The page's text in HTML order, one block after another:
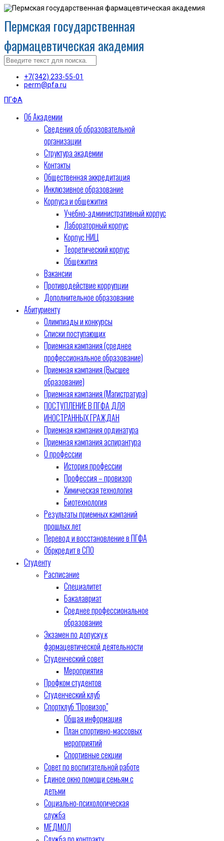
Пермская государственная
фармацевтическая академия
+7(342) 233-55-01
perm@pfa.ru
ПГФА
Об Академии
Сведения об образовательной
организации
Структура академии
Контакты
Общественная аккредитация
Инклюзивное образование
Корпуса и общежития
Учебно-административный корпус
Лабораторный корпус
Корпус НИЦ
Теоретический корпус
Общежития
Вакансии
Противодействие коррупции
Дополнительное образование
Абитуриенту
Олимпиады и конкурсы
Списки поступающих
Приемная кампания (среднее
профессиональное образование)
Приемная кампания (Высшее
образование)
Приемная кампания (Магистратура)
ПОСТУПЛЕНИЕ В ПГФА ДЛЯ
ИНОСТРАННЫХ ГРАЖДАН
Приемная кампания ординатура
Приемная кампания аспирантура
О профессии
История профессии
Профессия – провизор
Химическая технология
Биотехнология
Результаты приемных кампаний
прошлых лет
Перевод и восстановление в ПГФА
Обркредит в СПО
Студенту
Расписание
Специалитет
Бакалавриат
Среднее профессиональное
образование
Экзамен по допуску к
фармацевтической деятельности
Студенческий совет
Мероприятия
Профком студентов
Студенческий клуб
Спортклуб "Провизор"
Общая информация
План спортивно-массовых
мероприятий
Спортивные секции
Совет по воспитательной работе
Единое окно помощи семьям с
детьми
Социально-психологическая
служба
МЕДМОЛ